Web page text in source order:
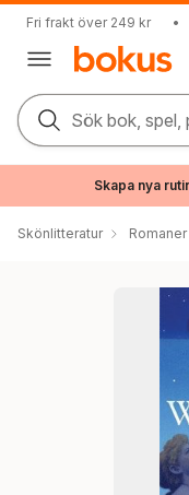
Fri frakt över 249 kr •
Sök bok, spel,
Skapa nya
Skönlitteratur Romaner